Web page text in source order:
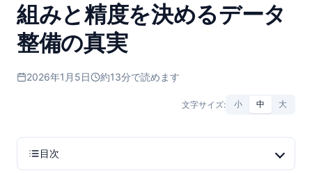
組みと精度を決めるデータ
整備の真実
2026年1月5日 約13分で読めます
文字サイズ: 小 中 大
目次